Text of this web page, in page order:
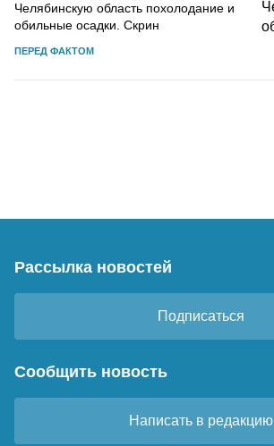
Челябинскую область похолодание и
обильные осадки. Скрин
ПЕРЕД ФАКТОМ
Рассылка новостей
Подписаться
Сообщить новость
Написать в редакцию